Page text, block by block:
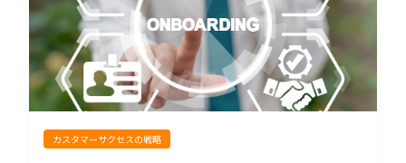
カスタマーサクセスの戦略